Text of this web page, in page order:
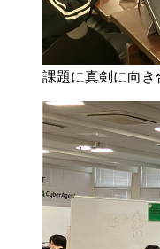
課題に真剣に向き